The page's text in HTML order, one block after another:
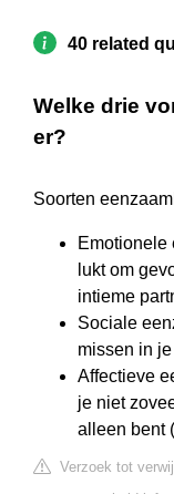
40 related
Welke drie
er?
Soorten
Emotionele
lukt om
intieme
Sociale
missen in
Affectieve
je niet
alleen bent
Verzoek tot